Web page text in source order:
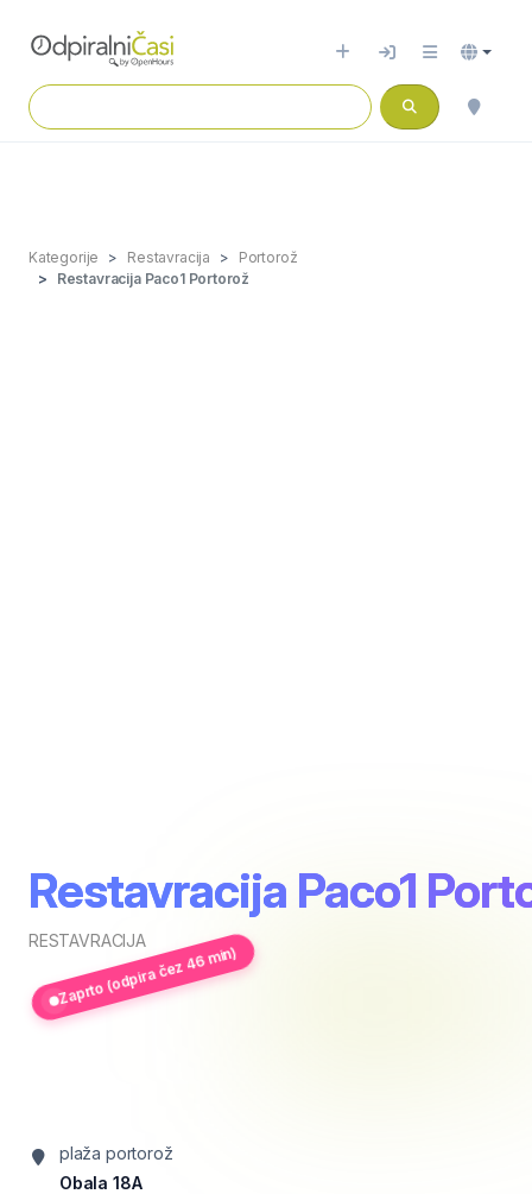
Kategorije Restavracija
Portorož
Restavracija Paco1 Portorož
Restavracija Paco1
RESTAVRACIJA
Zaprto (odpira čez 46 min)
plaža portorož
Obala 18A